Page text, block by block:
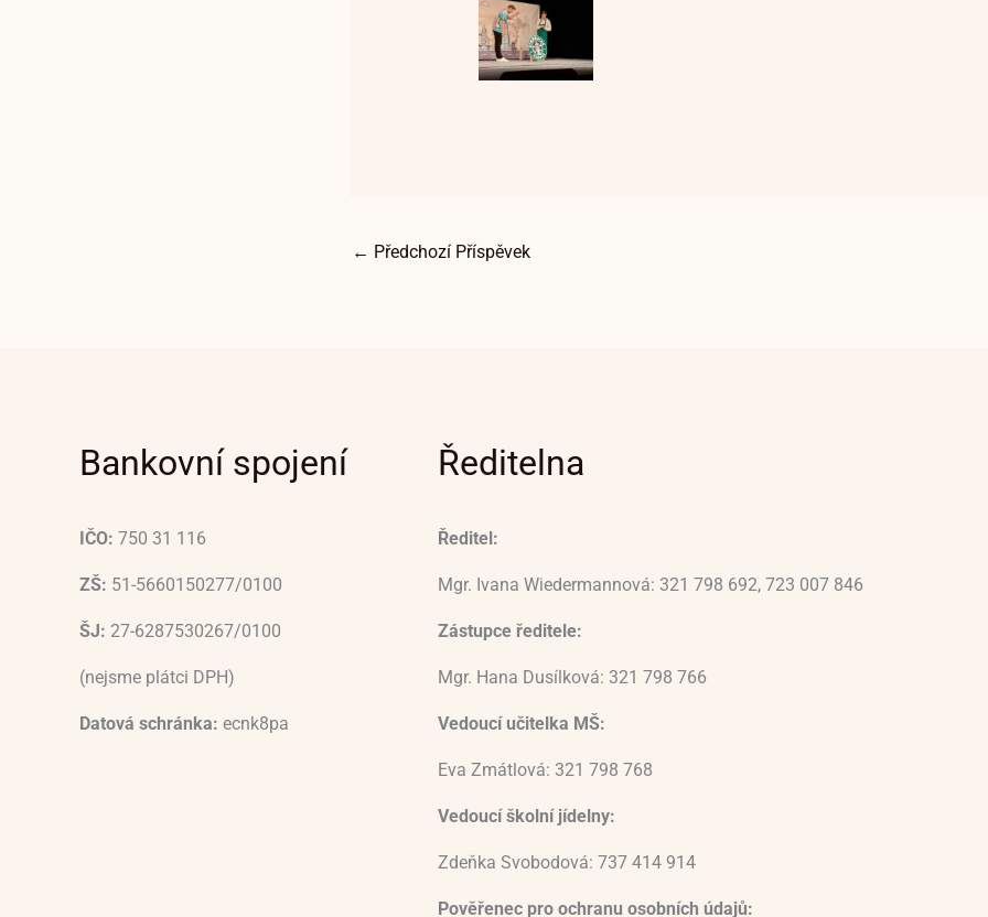
← Předchozí Příspěvek
Bankovní spojení
IČO: 750 31 116
ZŠ: 51-5660150277/0100
ŠJ: 27-6287530267/0100
(nejsme plátci DPH)
Datová schránka: ecnk8pa
Ředitelna
Ředitel:
Mgr. Ivana Wiedermannová: 321 798 692, 723 007 846
Zástupce ředitele:
Mgr. Hana Dusílková: 321 798 766
Vedoucí učitelka MŠ:
Eva Zmátlová: 321 798 768
Vedoucí školní jídelny:
Zdeňka Svobodová: 737 414 914
Pověřenec pro ochranu osobních údajů: